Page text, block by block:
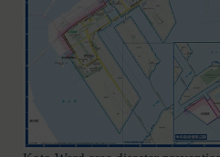
る情報
メールアドレス、電話番
情報
アカウントへのアクセス
ワード等のその他の情報
入力フォームその他当社
様が入力または送信する情
本利用規約に基づく利用
方をいいます。
「利用者」
本利用規約に基づき、契
認めた特定の法人、団体、
す。なお、利用者は契約者